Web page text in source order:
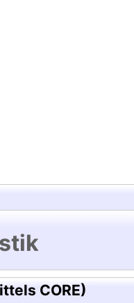
CORE)